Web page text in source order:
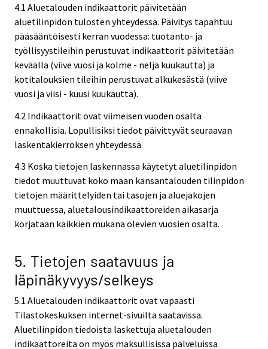
4.1 Aluetalouden indikaattorit päivitetään
aluetilinpidon tulosten yhteydessä. Päivitys tapahtuu
pääsääntöisesti kerran vuodessa: tuotanto- ja
työllisyystileihin perustuvat indikaattorit päivitetään
keväällä (viive vuosi ja kolme - neljä kuukautta) ja
kotitalouksien tileihin perustuvat alkukesästä (viive
vuosi ja viisi - kuusi kuukautta).
4.2 Indikaattorit ovat viimeisen vuoden osalta
ennakollisia. Lopullisiksi tiedot päivittyvät seuraavan
laskentakierroksen yhteydessä.
4.3 Koska tietojen laskennassa käytetyt aluetilinpidon
tiedot muuttuvat koko maan kansantalouden tilinpidon
tietojen määrittelyiden tai tasojen ja aluejakojen
muuttuessa, aluetalousindikaattoreiden aikasarja
korjataan kaikkien mukana olevien vuosien osalta.
5. Tietojen saatavuus ja
läpinäkyvyys/selkeys
5.1 Aluetalouden indikaattorit ovat vapaasti
Tilastokeskuksen internet-sivuilta saatavissa.
Aluetilinpidon tiedoista laskettuja aluetalouden
indikaattoreita on myös maksullisissa palveluissa